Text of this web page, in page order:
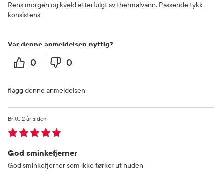
Rens morgen og kveld etterfulgt av thermalvann. Passende tykk
konsistens
Var denne anmeldelsen nyttig?
0 0
flagg denne anmeldelsen
God sminkefjerner
2 år siden
Britt
God sminkefjerner som ikke tørker ut huden